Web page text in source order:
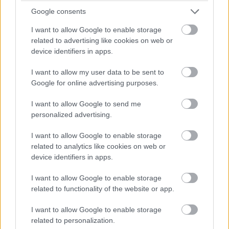
Google consents
I want to allow Google to enable storage
related to advertising like cookies on web or
device identifiers in apps.
I want to allow my user data to be sent to
Google for online advertising purposes.
I want to allow Google to send me
personalized advertising.
I want to allow Google to enable storage
related to analytics like cookies on web or
device identifiers in apps.
I want to allow Google to enable storage
related to functionality of the website or app.
I want to allow Google to enable storage
related to personalization.
turbópékek versenyzőjét, Nick Yellolyt bokszutcai gyorshajtás
miatt vizsgálják!
Fuocót ezúttal azzal biztatják, hogy sokkal több
pályaelhagyása van az előtte haladó Porschének, szóval ő
többet kockáztathat, mint riválisa.
Fuocónak jelzik, hogy nyugodtan nyomja ki az autó
szemét, mert a 4. helynél hátrébb úgyse esik...